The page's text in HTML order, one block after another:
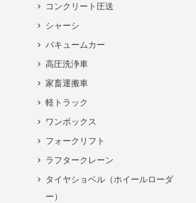
コンクリート圧送
シャーシ
バキュームカー
高圧洗浄車
家畜運搬車
軽トラック
ワンボックス
フォークリフト
ラフタークレーン
タイヤショベル（ホイールローダ
ー）